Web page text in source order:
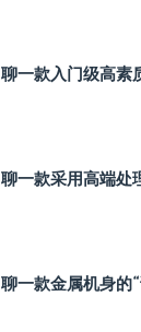
聊一款入门级高素
聊一款采用高端处
聊一款金属机身的